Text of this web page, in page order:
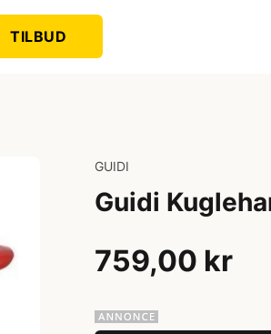
TILBUD
GUIDI
Guidi
759,00 kr